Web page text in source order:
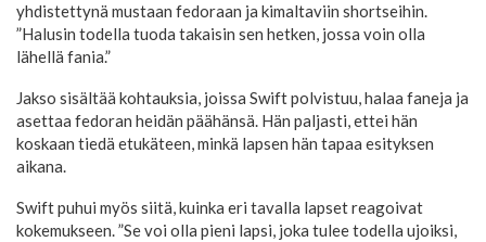
yhdistettynä mustaan fedoraan ja kimaltaviin shortseihin.
”Halusin todella tuoda takaisin sen hetken, jossa voin olla
lähellä fania.”
Jakso sisältää kohtauksia, joissa Swift polvistuu, halaa faneja ja
asettaa fedoran heidän päähänsä. Hän paljasti, ettei hän
koskaan tiedä etukäteen, minkä lapsen hän tapaa esityksen
aikana.
Swift puhui myös siitä, kuinka eri tavalla lapset reagoivat
kokemukseen. ”Se voi olla pieni lapsi, joka tulee todella ujoiksi,